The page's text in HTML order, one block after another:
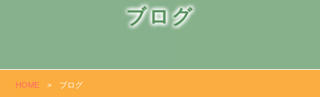
ブログ
HOME > ブログ